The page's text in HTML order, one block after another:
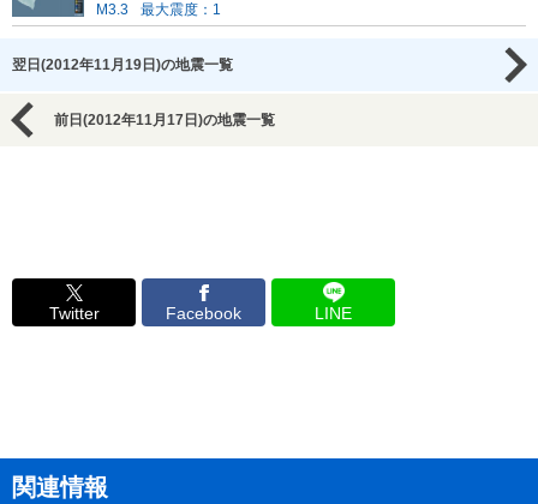
M3.3
最大震度：1
翌日(2012年11月19日)の地震一覧
前日(2012年11月17日)の地震一覧
Twitter Facebook LINE
関連情報